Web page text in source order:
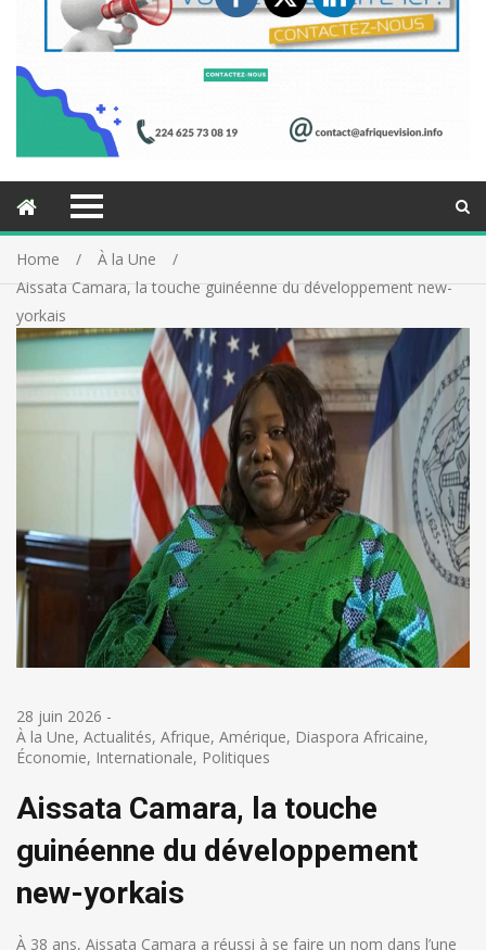
Home
À la Une
Aissata Camara, la touche guinéenne du développement new-
yorkais
28 juin 2026 -
À la Une, Actualités, Afrique, Amérique, Diaspora Africaine,
Économie, Internationale, Politiques
Aissata Camara, la touche
guinéenne du développement
new-yorkais
À 38 ans, Aissata Camara a réussi à se faire un nom dans l’une